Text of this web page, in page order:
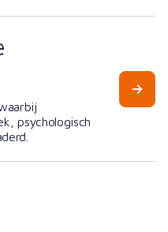
psychologisch